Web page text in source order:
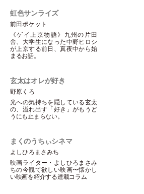
虹色サンライズ
前田ポケット
《ゲイ上京物語》九州の片田
舎、大学生になった中野ヒロシ
が上京する前日、真夜中から始
まるお話。
玄太はオレが好き
野原くろ
光への気持ちを隠している玄太
の、溢れ出す 「好き 」がもうど
うにも止まらない。
まくのうちぃシネマ
よしひろまさみち
映画ライター ・ よしひろまさみ
ちの今観て欲しい映画〜懐かし
い映画を紹介する連載コラム